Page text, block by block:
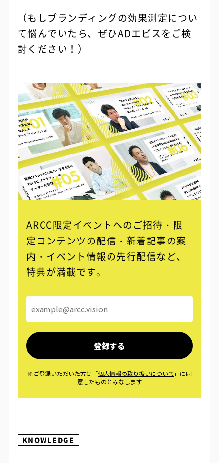
（もしブランディングの効果測定につい
て悩んでいたら、ぜひADエビスをご検
討ください！）
ARCC限定イベントへのご招待・限
定コンテンツの配信・ 新着記事の案
内・イベント情報の先行配信など、
特典が満載です。
KNOWLEDGE